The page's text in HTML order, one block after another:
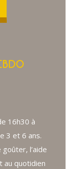
16h30 à
3 et 6 ans.
l’aide
au quotidien